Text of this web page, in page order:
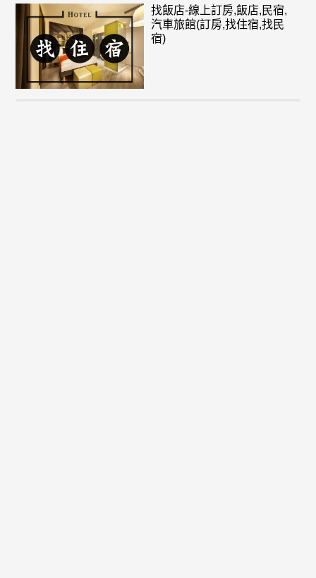
找飯店-線上訂房,飯店,民宿,
汽車旅館(訂房,找住宿,找民
宿)